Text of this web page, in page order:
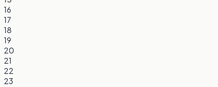
16
17
18
19
20
21
22
23